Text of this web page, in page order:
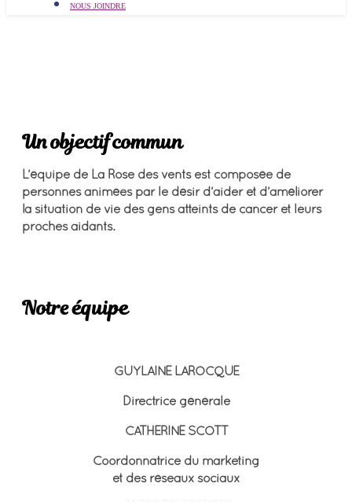
NOUS JOINDRE
Un objectif commun
L’équipe de La Rose des vents est composée de
personnes animées par le désir d’aider et d’améliorer
la situation de vie des gens atteints de cancer et leurs
proches aidants.
Notre équipe
GUYLAINE LAROCQUE
Directrice générale
CATHERINE SCOTT
Coordonnatrice du marketing
et des réseaux sociaux